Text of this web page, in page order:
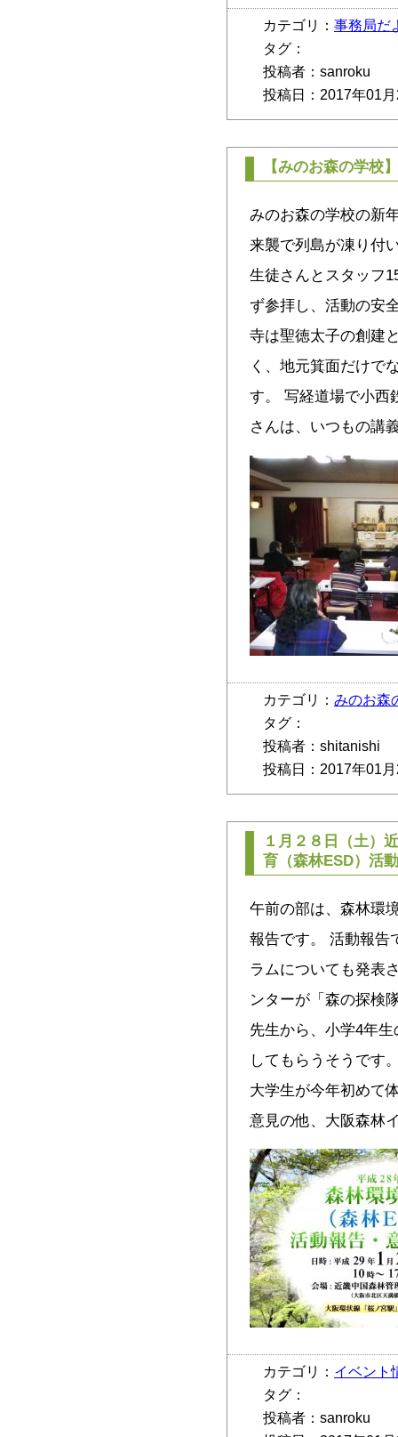
カテゴリ： 事務局だ
タグ：
投稿者：sanroku
投稿日：2017年01
【みのお森の学校
みのお森の学校の新
来襲で列島が凍り付
生徒さんとスタッフ
ず参拝し、活動の安
寺は聖徳太子の創建
く、地元箕面だけで
す。 写経道場で小西
さんは、いつもの講
カテゴリ： みのお森
タグ：
投稿者：shitanishi
投稿日：2017年01
１月２８日（土）
育（森林ESD）活
午前の部は、森林環
報告です。 活動報告
ラムについても発表
ンターが「森の探検
先生から、小学4年
してもらうそうです
大学生が今年初めて
意見の他、大阪森林
カテゴリ： イベント
タグ：
投稿者：sanroku